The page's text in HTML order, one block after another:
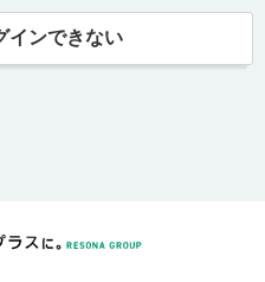
インできない